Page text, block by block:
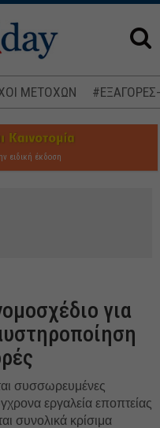
ΜΕΤΟΧΩΝ
ειδική έκδοση
για
συσσωρευμένες
εργαλεία εποπτείας
συνολικά κρίσιμα